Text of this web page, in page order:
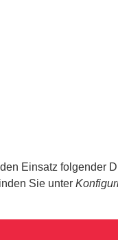
Einsatz
Sie unter